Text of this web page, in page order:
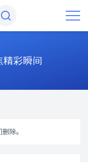
彩瞬间
除。